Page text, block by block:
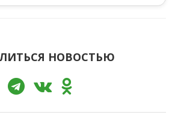
НОВОСТЬЮ